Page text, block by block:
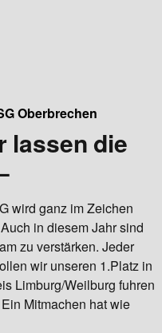
lassen die
wird ganz im Zeichen
in diesem Jahr sind
zu verstärken. Jeder
wir unseren 1.Platz in
Limburg/Weilburg fuhren
Mitmachen hat wie